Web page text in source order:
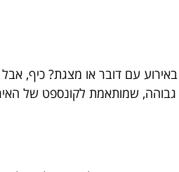
עם דובר או מצגת? כיף,
גבוהה, שמותאמת לקונספט של